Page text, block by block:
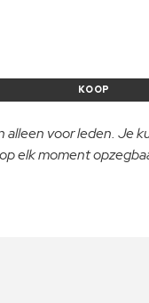
KOOP
voor leden. Je
elk moment